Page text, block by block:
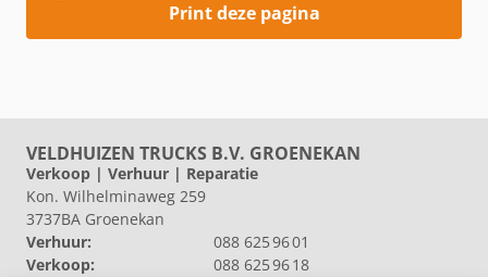
Print deze pagina
VELDHUIZEN TRUCKS B.V. GROENEKAN
Verkoop | Verhuur | Reparatie
Kon. Wilhelminaweg 259
3737BA Groenekan
Verhuur:
088 625 96 01
Verkoop:
088 625 96 18